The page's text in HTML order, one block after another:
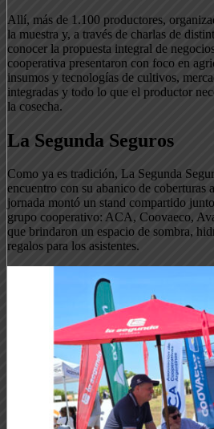
Allí, más de 1.100 productores,
la muestra y, a través de charlas de
conocer la propuesta integral de
cooperativa presentaron con foco en
insumos y tecnologías de cultivos,
integradas y todo lo que el productor
la cosecha.
La Segunda Seguros
Como ya es tradición, La Segunda
encuentro con su abanico de coberturas
jornada montó un stand compartido
grupo cooperativo: ACA, Coovaeco,
que brindaron un espacio de sombra,
regalos para los asistentes.